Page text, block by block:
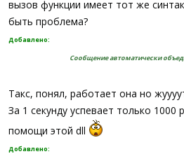
вызов функции имеет тот же
быть проблема?
Добавлено:
Сообщение автоматически
Такс, понял, работает она но
За 1 секунду успевает только 1000
помощи этой dll
Добавлено: